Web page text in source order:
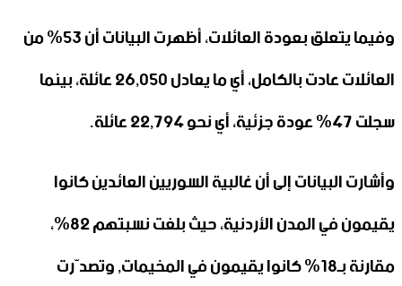
وفيما يتعلق بعودة العائلات، أظهرت البيانات أن 53% من
العائلات عادت بالكامل، أي ما يعادل 26,050 عائلة، بينما
سجلت 47% عودة جزئية، أي نحو 22,794 عائلة.
وأشارت البيانات إلى أن غالبية السوريين العائدين كانوا
يقيمون في المدن الأردنية، حيث بلغت نسبتهم 82%،
مقارنة بـ18% كانوا يقيمون في المخيمات, وتصدّرت